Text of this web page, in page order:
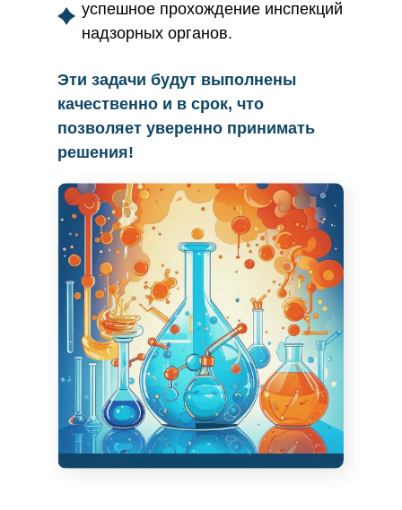
Эти задачи будут выполнены
качественно и в срок, что
позволяет уверенно принимать
решения!
успешное прохождение инспекций
надзорных органов.